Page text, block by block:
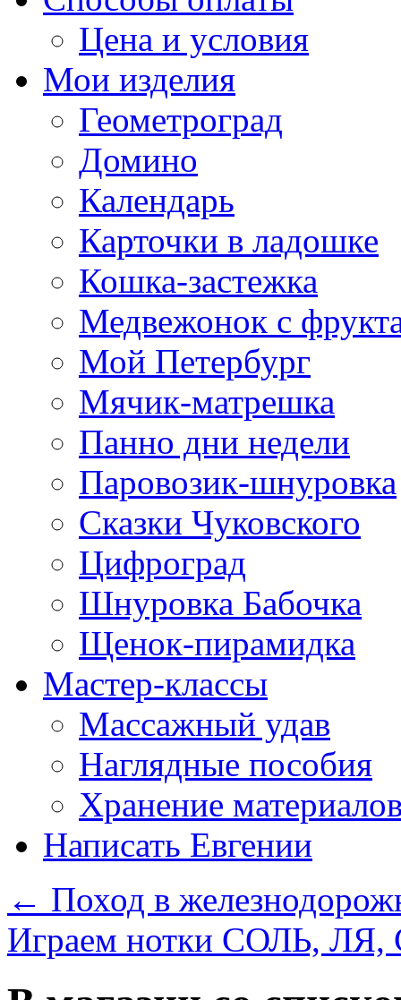
Цена и условия
Мои изделия
Геометроград
Домино
Календарь
Карточки в ладошке
Кошка-застежка
Медвежонок с
Мой Петербург
Мячик-матрешка
Панно дни недели
Паровозик-шнуровка
Сказки Чуковского
Цифроград
Шнуровка Бабочка
Щенок-пирамидка
Мастер-классы
Массажный удав
Наглядные пособия
Хранение
Написать Евгении
← Поход в
Играем нотки СОЛЬ,